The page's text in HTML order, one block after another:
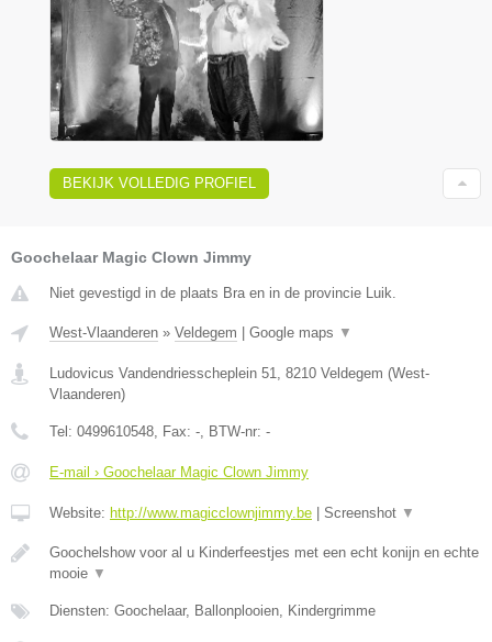
BEKIJK VOLLEDIG PROFIEL
Goochelaar Magic Clown Jimmy
Niet gevestigd in de plaats Bra en in de provincie Luik.
West-Vlaanderen » Veldegem | Google maps ▼
Ludovicus Vandendriesscheplein 51 8210 Veldegem (West-
Vlaanderen)
Tel: 0499610548 , Fax: - , BTW-nr: -
E-mail › Goochelaar Magic Clown Jimmy
Website: http://www.magicclownjimmy.be | Screenshot ▼
Goochelshow voor al u Kinderfeestjes met een echt konijn en echte
mooie ▼
Diensten: Goochelaar, Ballonplooien, Kindergrimme